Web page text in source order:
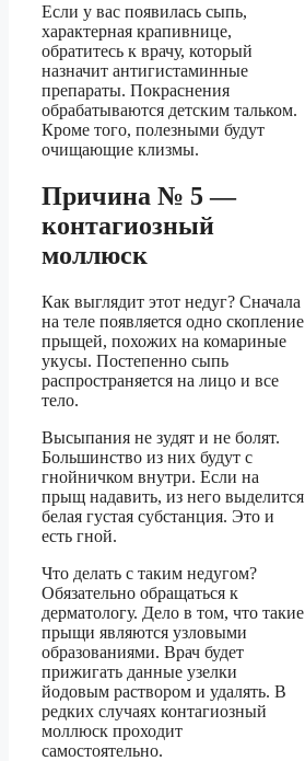
Если у вас появилась сыпь,
характерная крапивнице,
обратитесь к врачу, который
назначит антигистаминные
препараты. Покраснения
обрабатываются детским тальком.
Кроме того, полезными будут
очищающие клизмы.
Причина № 5 —
контагиозный
моллюск
Как выглядит этот недуг? Сначала
на теле появляется одно скопление
прыщей, похожих на комариные
укусы. Постепенно сыпь
распространяется на лицо и все
тело.
Высыпания не зудят и не болят.
Большинство из них будут с
гнойничком внутри. Если на
прыщ надавить, из него выделится
белая густая субстанция. Это и
есть гной.
Что делать с таким недугом?
Обязательно обращаться к
дерматологу. Дело в том, что такие
прыщи являются узловыми
образованиями. Врач будет
прижигать данные узелки
йодовым раствором и удалять. В
редких случаях контагиозный
моллюск проходит
самостоятельно.